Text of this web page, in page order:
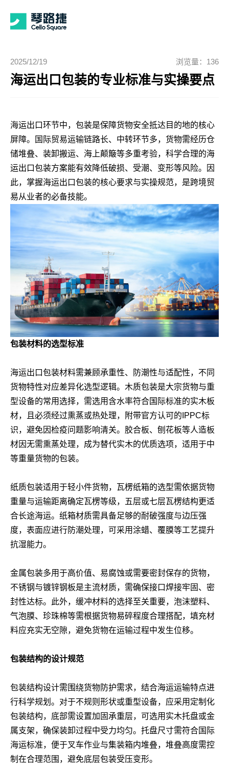
2025/12/19 浏览量：136
海运出口包装的专业标准与实操要点
海运出口环节中，包装是保障货物安全抵达目的地的核心
屏障。国际贸易运输链路长、中转环节多，货物需经历仓
储堆叠、装卸搬运、海上颠簸等多重考验，科学合理的海
运出口包装方案能有效降低破损、受潮、变形等风险。因
此，掌握海运出口包装的核心要求与实操规范，是跨境贸
易从业者的必备技能。
包装材料的选型标准
海运出口包装材料需兼顾承重性、防潮性与适配性，不同
货物特性对应差异化选型逻辑。木质包装是大宗货物与重
型设备的常用选择，需选用含水率符合国际标准的实木板
材，且必须经过熏蒸或热处理，附带官方认可的IPPC标
识，避免因检疫问题影响清关。胶合板、刨花板等人造板
材因无需熏蒸处理，成为替代实木的优质选项，适用于中
等重量货物的包装。
纸质包装适用于轻小件货物，瓦楞纸箱的选型需依据货物
重量与运输距离确定瓦楞等级，五层或七层瓦楞结构更适
合长途海运。纸箱材质需具备足够的耐破强度与边压强
度，表面应进行防潮处理，可采用涂蜡、覆膜等工艺提升
抗湿能力。
金属包装多用于高价值、易腐蚀或需要密封保存的货物，
不锈钢与镀锌钢板是主流材质，需确保接口焊接牢固、密
封性达标。此外，缓冲材料的选择至关重要，泡沫塑料、
气泡膜、珍珠棉等需根据货物易碎程度合理搭配，填充材
料应充实无空隙，避免货物在运输过程中发生位移。
包装结构的设计规范
包装结构设计需围绕货物防护需求，结合海运运输特点进
行科学规划。对于不规则形状或重型设备，应采用定制化
包装结构，底部需设置加固承重层，可选用实木托盘或金
属支架，确保装卸过程中受力均匀。托盘尺寸需符合国际
海运标准，便于叉车作业与集装箱内堆叠，堆叠高度需控
制在合理范围，避免底层包装受压变形。